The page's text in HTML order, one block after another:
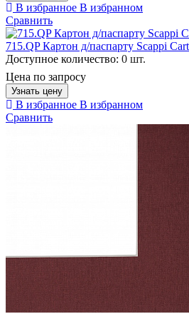
В избранное В избранном
Сравнить
715.QP Картон д/паспарту Scappi
Доступное количество: 0 шт.
Цена по запросу
Узнать цену
В избранное В избранном
Сравнить